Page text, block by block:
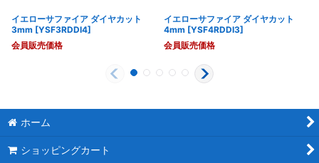
イエローサファイア ダイヤカット
3mm [YSF3RDDI4]
会員販売価格
イエローサファイア ダイヤカット
4mm [YSF4RDDI3]
会員販売価格
ホーム
ショッピングカート